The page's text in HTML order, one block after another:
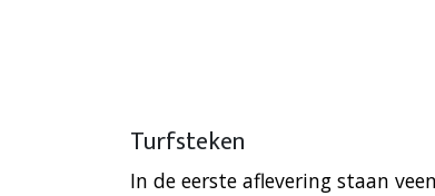
Turfsteken
In de eerste aflevering staan